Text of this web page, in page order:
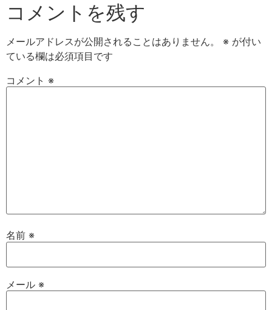
コメントを残す
メールアドレスが公開されることはありません。 ※ が付い
ている欄は必須項目です
コメント ※
名前 ※
メール ※